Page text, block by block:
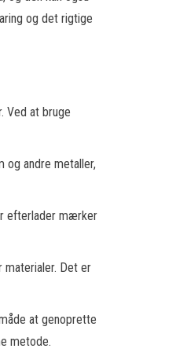
og det rigtige
Ved at bruge
og andre metaller,
efterlader mærker
Det er
at genoprette
metode.